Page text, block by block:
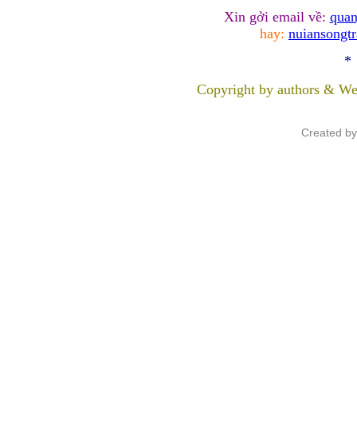
Xin gởi email về:
hay:
*
Copyright by authors &
Created